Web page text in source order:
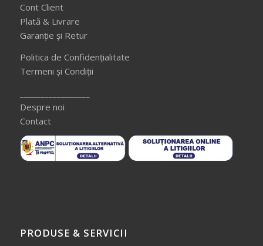
Cont Client
Plată & Livrare
Garanție și Retur
Politica de Confidențialitate
Termeni și Condiții
Despre noi
Contact
PRODUSE & SERVICII